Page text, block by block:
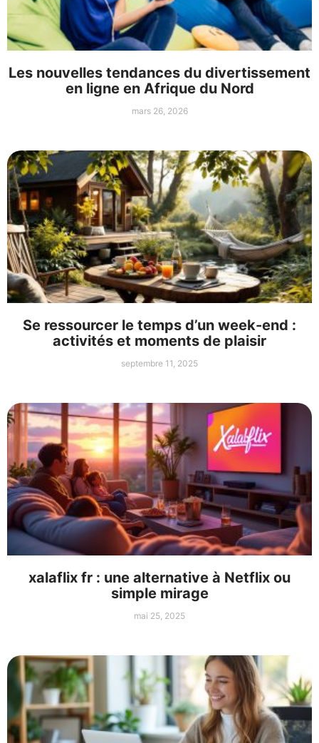
Les nouvelles tendances du divertissement
en ligne en Afrique du Nord
mars 26, 2026
Se ressourcer le temps d’un week-end :
activités et moments de plaisir
septembre 11, 2025
xalaflix fr : une alternative à Netflix ou
simple mirage
mai 25, 2025